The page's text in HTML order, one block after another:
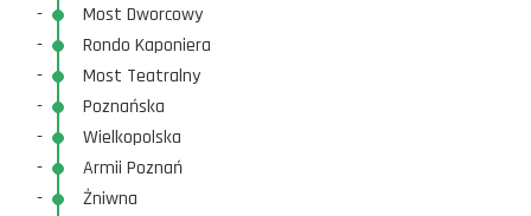
-
Most Dworcowy
-
Rondo Kaponiera
-
Most Teatralny
-
Poznańska
-
Wielkopolska
-
Armii Poznań
-
Żniwna